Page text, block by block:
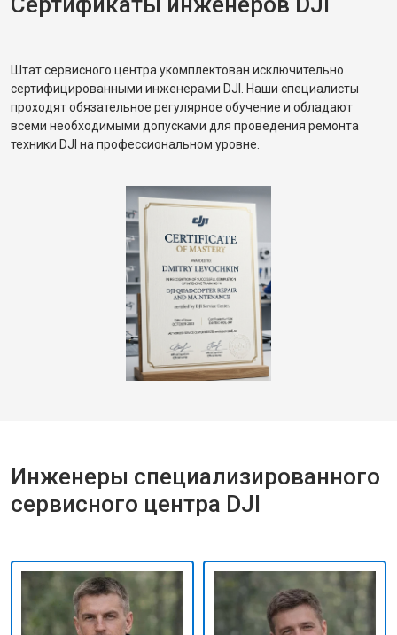
Штат сервисного центра укомплектован исключительно
сертифицированными инженерами DJI. Наши специалисты
проходят обязательное регулярное обучение и обладают
всеми необходимыми допусками для проведения ремонта
техники DJI на профессиональном уровне.
Инженеры специализированного
сервисного центра DJI